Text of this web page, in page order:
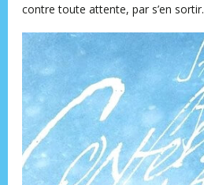
contre toute attente, par s’en sortir.